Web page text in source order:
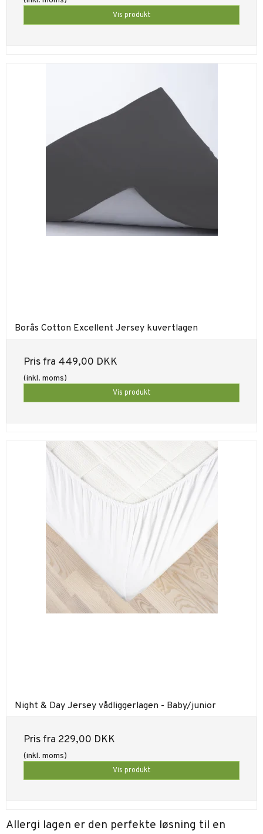
Vis produkt
Borås Cotton Excellent Jersey kuvertlagen
Pris fra 449,00 DKK
(inkl. moms)
Vis produkt
Night & Day Jersey vådliggerlagen - Baby/junior
Pris fra 229,00 DKK
(inkl. moms)
Vis produkt
Allergi lagen er den perfekte løsning til en